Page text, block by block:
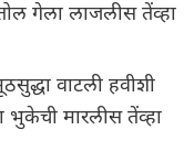
गेला लाजलीस तेंव्हा
वाटली हवीशी
भुकेची मारलीस तेंव्हा